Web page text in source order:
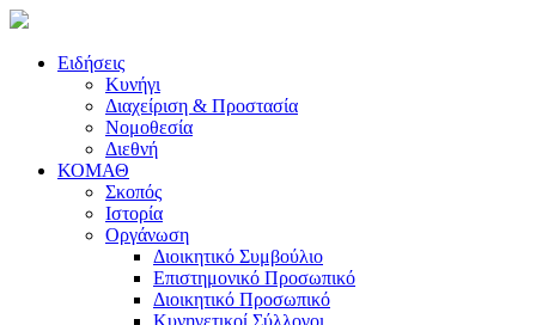
Ειδήσεις
Κυνήγι
Διαχείριση & Προστασία
Νομοθεσία
Διεθνή
ΚΟΜΑΘ
Σκοπός
Ιστορία
Οργάνωση
Διοικητικό Συμβούλιο
Επιστημονικό Προσωπικό
Διοικητικό Προσωπικό
Κυνηγετικοί Σύλλογοι